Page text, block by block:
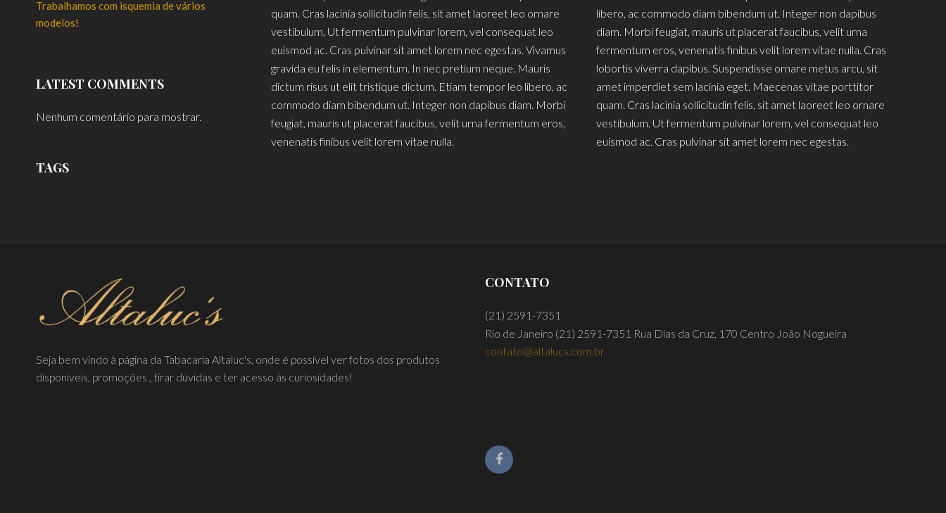
Trabalhamos com isquemia de vários
modelos!
LATEST COMMENTS
Nenhum comentário para mostrar.
TAGS
quam. Cras lacinia sollicitudin felis, sit amet laoreet leo ornare
vestibulum. Ut fermentum pulvinar lorem, vel consequat leo
euismod ac. Cras pulvinar sit amet lorem nec egestas. Vivamus
gravida eu felis in elementum. In nec pretium neque. Mauris
dictum risus ut elit tristique dictum. Etiam tempor leo libero, ac
commodo diam bibendum ut. Integer non dapibus diam. Morbi
feugiat, mauris ut placerat faucibus, velit urna fermentum eros,
venenatis finibus velit lorem vitae nulla.
libero, ac commodo diam bibendum ut. Integer non dapibus
diam. Morbi feugiat, mauris ut placerat faucibus, velit urna
fermentum eros, venenatis finibus velit lorem vitae nulla. Cras
lobortis viverra dapibus. Suspendisse ornare metus arcu, sit
amet imperdiet sem lacinia eget. Maecenas vitae porttitor
quam. Cras lacinia sollicitudin felis, sit amet laoreet leo ornare
vestibulum. Ut fermentum pulvinar lorem, vel consequat leo
euismod ac. Cras pulvinar sit amet lorem nec egestas.
Seja bem vindo à página da Tabacaria Altaluc's, onde é possível ver fotos dos produtos
disponíveis, promoções , tirar dúvidas e ter acesso às curiosidades!
CONTATO
(21) 2591-7351
Rio de Janeiro (21) 2591-7351 Rua Dias da Cruz, 170 Centro João Nogueira
contato@altalucs.com.br